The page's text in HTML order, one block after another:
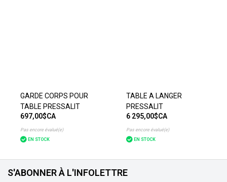
GARDE CORPS POUR
TABLE PRESSALIT
697,00$CA
Pas encore évalué(e)
EN STOCK
TABLE A LANGER
PRESSALIT
6 295,00$CA
Pas encore évalué(e)
EN STOCK
S'ABONNER À L'INFOLETTRE